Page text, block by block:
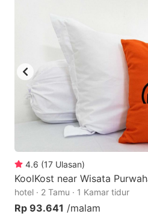
4.6 (17 Ulasan)
KoolKost near Wisata
hotel · 2 Tamu · 1 Kamar tidur
Rp 93.641 /malam